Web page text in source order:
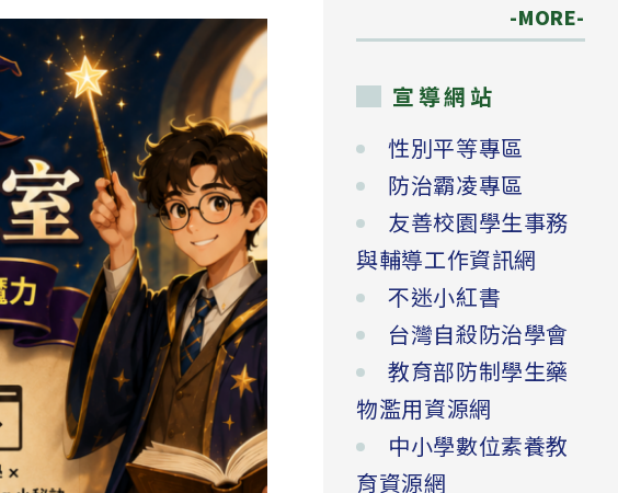
-MORE-
宣導網站
性別平等專區
防治霸凌專區
友善校園學生事務
與輔導工作資訊網
不迷小紅書
台灣自殺防治學會
教育部防制學生藥
物濫用資源網
中小學數位素養教
育資源網